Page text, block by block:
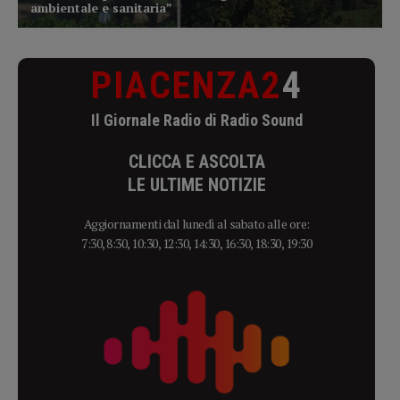
PIACENZA24
Il Giornale Radio di Radio Sound
CLICCA E ASCOLTA
LE ULTIME NOTIZIE
Aggiornamenti dal lunedì al sabato alle ore:
7:30, 8:30, 10:30, 12:30, 14:30, 16:30, 18:30, 19:30